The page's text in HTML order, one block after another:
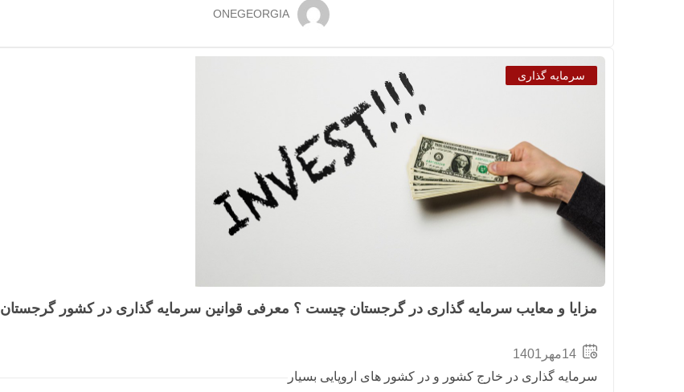
ONEGEORGIA
سرمایه گذاری
مزایا و معایب سرمایه گذاری در گرجستان چیست ؟ معرفی قوانین سرمایه گذاری در کشور گرجستان
14مهر1401
سرمایه گذاری در خارج کشور و در کشور های اروپایی بسیار